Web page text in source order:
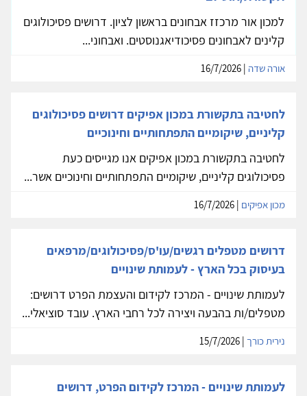
למכון אור מרכזז אבחונים בראשון לציון. דרושים פסיכולוגים
קלינים לאבחונים פסיכודיאגנוסטים. ואבחוני...
אורה שדה
לחטיבה בתקשורת במכון אפיקים דרושים פסיכולוגים
קליניים, שיקומיים התפתחותיים וחינוכיים
לחטיבה בתקשורת במכון אפיקים אנו מגייסים כעת
פסיכולוגים קליניים, שיקומיים התפתחותיים וחינוכיים אשר...
מכון אפיקים
דרושים מטפלים רגשים/עו'ס/פסיכולוגים/מרפאים
בעיסוק בכל הארץ - לעמותת שינויים
לעמותת שינויים - המרכז לקידום והעצמת הפרט דרושים:
מטפלים/ות בהבעה ויצירה לכל רחבי הארץ. עובד סוציאלי...
נירית כורך
לעמותת שינויים - המרכז לקידום הפרט, דרושים